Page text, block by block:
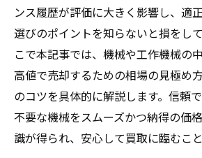
ンス履歴が評価に大きく影響し、適
選びのポイントを知らないと損をし
こで本記事では、機械や工作機械の
高値で売却するための相場の見極め
のコツを具体的に解説します。信頼
不要な機械をスムーズかつ納得の価
識が得られ、安心して買取に臨むこと